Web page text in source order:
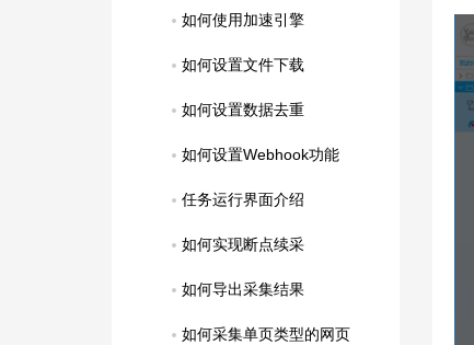
如何使用加速引擎
如何设置文件下载
如何设置数据去重
如何设置Webhook功能
任务运行界面介绍
如何实现断点续采
如何导出采集结果
如何采集单页类型的网页